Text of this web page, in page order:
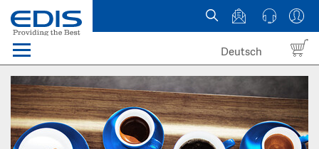
Menü
Domain names
Hosting
Deutsch